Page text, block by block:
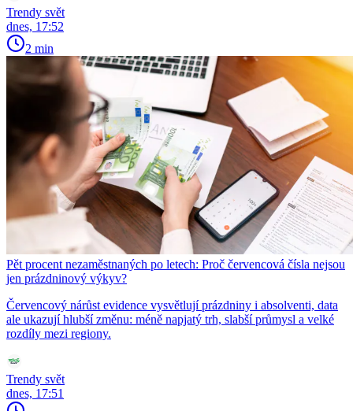
Trendy svět
dnes, 17:52
2 min
Pět procent nezaměstnaných po letech: Proč červencová čísla nejsou
jen prázdninový výkyv?
Červencový nárůst evidence vysvětlují prázdniny i absolventi, data
ale ukazují hlubší změnu: méně napjatý trh, slabší průmysl a velké
rozdíly mezi regiony.
Trendy svět
dnes, 17:51